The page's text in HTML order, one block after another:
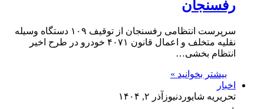
رفسنجان
سرپرست انتظامی رفسنجان از توقیف ۱۰۹ دستگاه وسیله
نقلیه متخلف و اعمال قانون ۴۰۷۱ خودرو در طرح اخیر
انتظام بخشی…
بیشتر بخوانید »
اخبار
تحریریه شایوردنیوز آذر ۲, ۱۴۰۴